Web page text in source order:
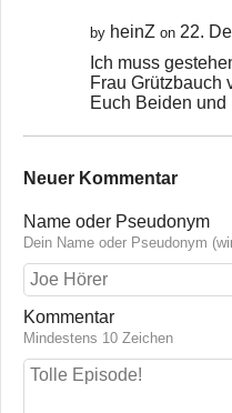
by heinZ on 22.
Ich muss
Frau Grützbauch
Euch Beiden und
Neuer Kommentar
Name oder Pseudonym
Dein Name oder Pseudonym
Kommentar
Mindestens 10 Zeichen